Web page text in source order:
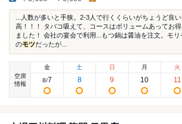
...人数が多いと手狭。2-3人で行くくらいがちょうど良い
高！！！ タバコ吸えて、コースはボリュームあってお
ました！ 会社の宴会で利用...もつ鍋は醤油を注文。モ
のモツだったが...
空席
情報
金
8/7
土
8
日
9
月
10
火
11